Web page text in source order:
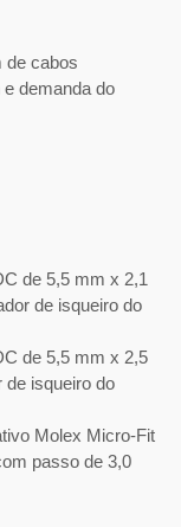
de cabos
demanda do
de 5,5 mm x 2,1
de isqueiro do
de 5,5 mm x 2,5
de isqueiro do
Molex Micro-Fit
passo de 3,0